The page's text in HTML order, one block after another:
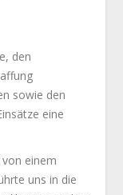
den
sowie den
eine
einem
uns in die